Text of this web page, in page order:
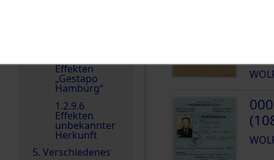
Effekten
„Gestapo
Hamburg“
1.2.9.6
Effekten
unbekannter
Herkunft
5. Verschiedenes